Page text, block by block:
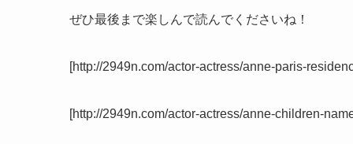
ぜひ最後まで楽しんで読んでくださいね！
[http://2949n.com/actor-actress/anne-paris-
[http://2949n.com/actor-actress/anne-children-